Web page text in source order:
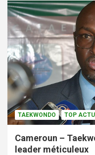
TAEKWONDO TOP
Cameroun –
leader méticuleux